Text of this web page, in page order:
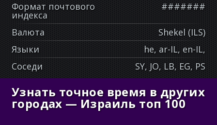
Формат почтового
индекса
#######
Валюта
Shekel (ILS)
Языки
he, ar-IL, en-IL,
Соседи
SY, JO, LB, EG, PS
Узнать точное время в других
городах — Израиль топ 100